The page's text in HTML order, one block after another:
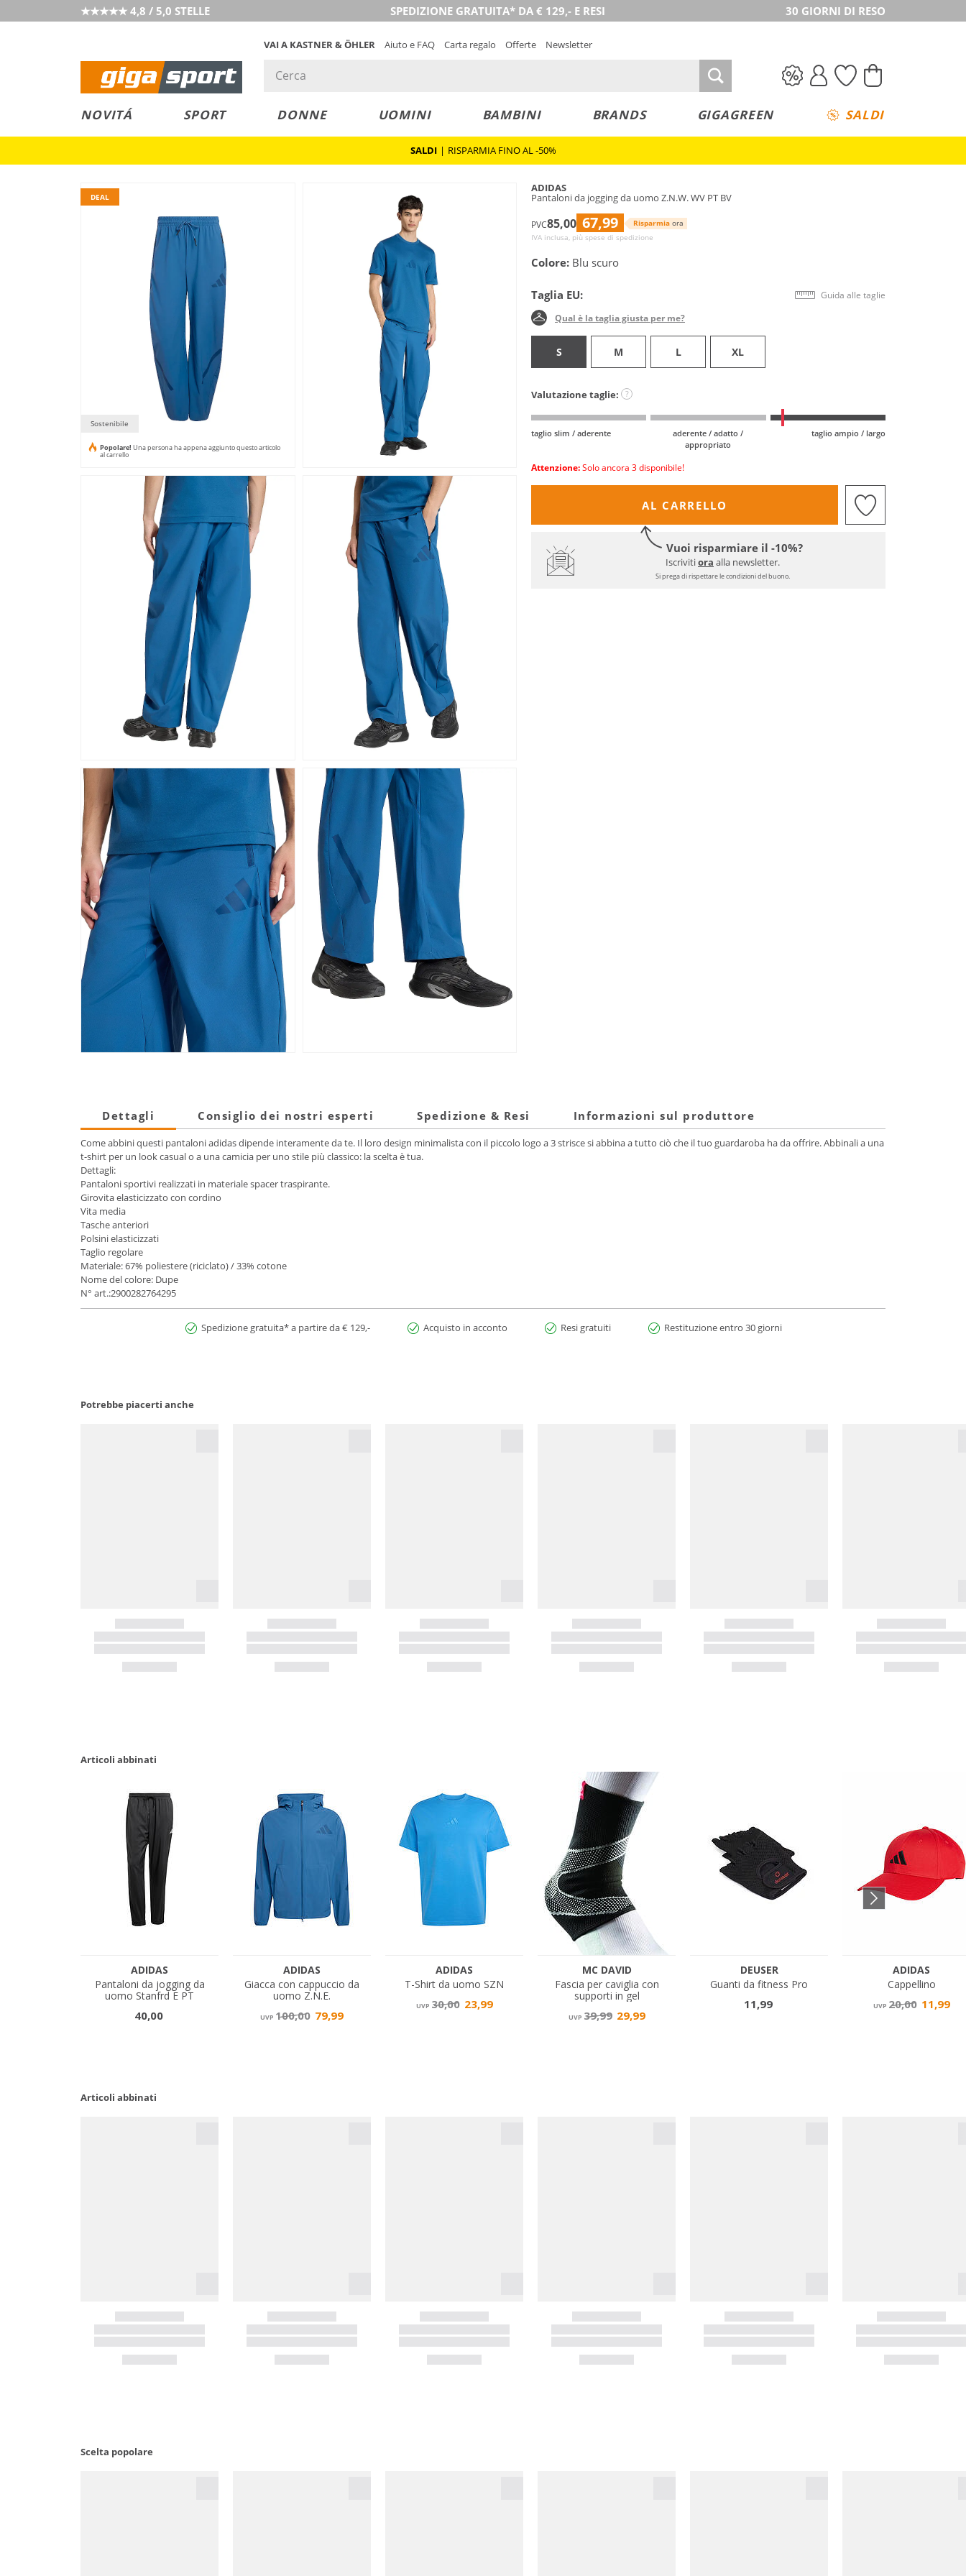
★★★★★ 4,8 / 5,0 STELLE SPEDIZIONE GRATUITA* DA € 129,- E RESI 30 GIORNI DI RESO
VAI A KASTNER & ÖHLER Aiuto e FAQ Carta regalo Offerte Newsletter
NOVITÁ SPORT DONNE UOMINI BAMBINI BRANDS GIGAGREEN SALDI
SALDI | RISPARMIA FINO AL -50%
DEAL
Sostenibile
Popolare! Una persona ha appena aggiunto questo articolo
al carrello
ADIDAS
Pantaloni da jogging da uomo Z.N.W. WV PT BV
PVC85,00 67,99 Risparmia ora
IVA inclusa, più spese di spedizione
Colore: Blu scuro
Taglia EU: Guida alle taglie
Qual è la taglia giusta per me?
S M L XL
Valutazione taglie: ?
taglio slim / aderente
aderente / adatto /
appropriato
taglio ampio / largo
Attenzione: Solo ancora 3 disponibile!
AL CARRELLO
Vuoi risparmiare il -10%?
Iscrivitiora alla newsletter.
Si prega di rispettare le condizioni del buono.
Dettagli Consiglio dei nostri esperti Spedizione & Resi Informazioni sul produttore
Come abbini questi pantaloni adidas dipende interamente da te. Il loro design minimalista con il piccolo logo a 3 strisce si abbina a tutto ciò che il tuo guardaroba ha da offrire. Abbinali a una
t-shirt per un look casual o a una camicia per uno stile più classico: la scelta è tua.
Dettagli:
Pantaloni sportivi realizzati in materiale spacer traspirante.
Girovita elasticizzato con cordino
Vita media
Tasche anteriori
Polsini elasticizzati
Taglio regolare
Materiale: 67% poliestere (riciclato) / 33% cotone
Nome del colore: Dupe
N° art.:2900282764295
Spedizione gratuita* a partire da € 129,- Acquisto in acconto Resi gratuiti Restituzione entro 30 giorni
Potrebbe piacerti anche
Articoli abbinati
Articoli abbinati
Scelta popolare